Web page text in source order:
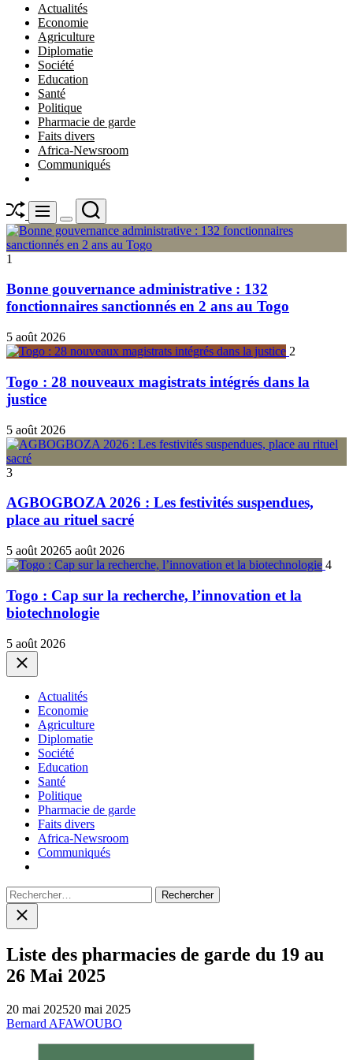
Actualités
Economie
Agriculture
Diplomatie
Société
Education
Santé
Politique
Pharmacie de garde
Faits divers
Africa-Newsroom
Communiqués
ShuffleMenu
Switch
color
mode
Search
1
Bonne gouvernance administrative : 132
fonctionnaires sanctionnés en 2 ans au Togo
5 août 2026
2
Togo : 28 nouveaux magistrats intégrés dans la
justice
5 août 2026
3
AGBOGBOZA 2026 : Les festivités suspendues,
place au rituel sacré
5 août 20265 août 2026
4
Togo : Cap sur la recherche, l’innovation et la
biotechnologie
5 août 2026
Close
Actualités
Economie
Agriculture
Diplomatie
Société
Education
Santé
Politique
Pharmacie de garde
Faits divers
Africa-Newsroom
Communiqués
Rechercher :
Close
search
Liste des pharmacies de garde du 19 au
26 Mai 2025
20 mai 202520 mai 2025
Bernard AFAWOUBO